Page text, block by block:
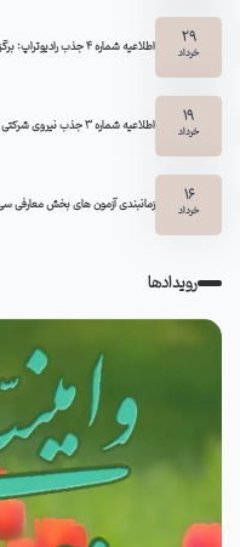
29
خرداد اطلاعیه شماره ۴ جذب رادیوتراپ: برگزاری مصاحبه تخصصی
19
خرداد اطلاعیه شماره 3 جذب نیروی شرکتی رادیوتراپی: دریافت کارت آزمون
16
خرداد زمانبندی آزمون های بخش معارفی
رویدادها